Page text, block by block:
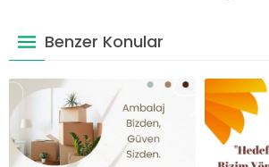
Benzer Konular